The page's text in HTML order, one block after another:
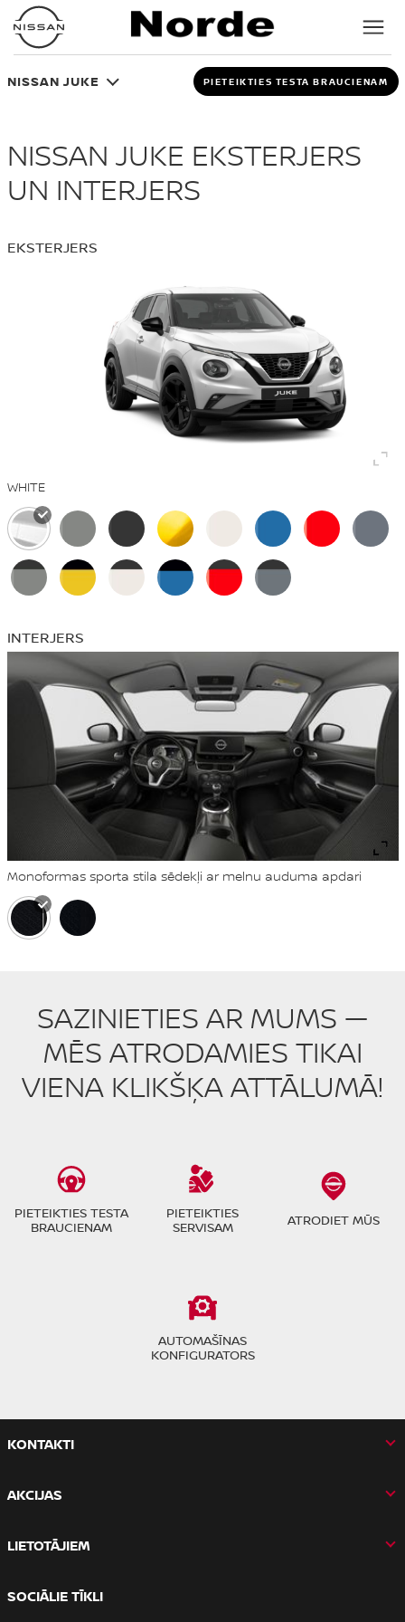
NISSAN JUKE PIETEIKTIES TESTA BRAUCIENAM
NISSAN JUKE EKSTERJERS
UN INTERJERS
EKSTERJERS
WHITE
INTERJERS
Monoformas sporta stila sēdekļi ar melnu auduma apdari
SAZINIETIES AR MUMS —
MĒS ATRODAMIES TIKAI
VIENA KLIKŠĶA ATTĀLUMĀ!
PIETEIKTIES TESTA
BRAUCIENAM
PIETEIKTIES
SERVISAM
ATRODIET MŪS
AUTOMAŠĪNAS
KONFIGURATORS
KONTAKTI
AKCIJAS
LIETOTĀJIEM
SOCIĀLIE TĪKLI